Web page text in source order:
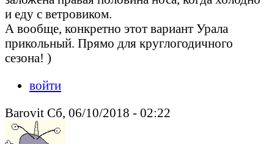
и еду с ветровиком.
А вообще, конкретно этот вариант Урала
прикольный. Прямо для круглогодичного
сезона! )
войти
Barovit Сб, 06/10/2018 - 02:22